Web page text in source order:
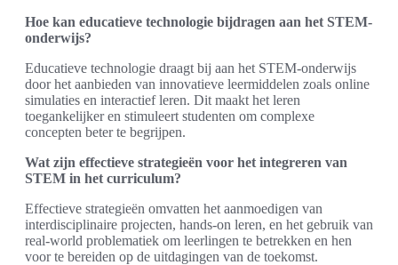
Hoe kan educatieve technologie bijdragen aan het STEM-
onderwijs?
Educatieve technologie draagt bij aan het STEM-onderwijs
door het aanbieden van innovatieve leermiddelen zoals online
simulaties en interactief leren. Dit maakt het leren
toegankelijker en stimuleert studenten om complexe
concepten beter te begrijpen.
Wat zijn effectieve strategieën voor het integreren van
STEM in het curriculum?
Effectieve strategieën omvatten het aanmoedigen van
interdisciplinaire projecten, hands-on leren, en het gebruik van
real-world problematiek om leerlingen te betrekken en hen
voor te bereiden op de uitdagingen van de toekomst.